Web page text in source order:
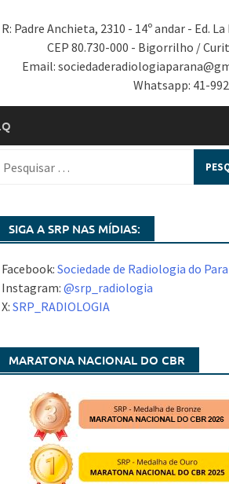
R: Padre Anchieta, 2310 - 14º andar - Ed.
CEP 80.730-000 - Bigorrilho /
Email:
Whatsapp: 41-
SIGA A SRP NAS MÍDIAS:
Sociedade de Radiologia do
@srp_radiologia
SRP_RADIOLOGIA
MARATONA NACIONAL DO CBR